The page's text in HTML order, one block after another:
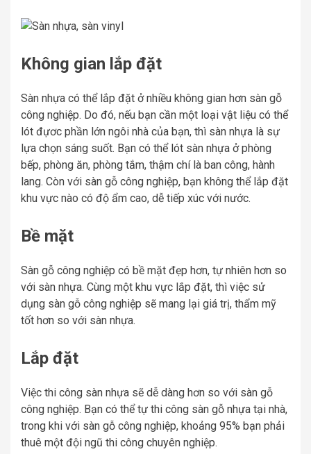
Không gian lắp đặt
Sàn nhựa có thể lắp đặt ở nhiều không gian hơn sàn gỗ
công nghiệp. Do đó, nếu bạn cần một loại vật liệu có thể
lót đựơc phần lớn ngôi nhà của bạn, thì sàn nhựa là sự
lựa chọn sáng suốt. Bạn có thể lót sàn nhựa ở phòng
bếp, phòng ăn, phòng tắm, thậm chí là ban công, hành
lang. Còn với sàn gỗ công nghiệp, bạn không thể lắp đặt
khu vực nào có độ ẩm cao, dễ tiếp xúc với nước.
Bề mặt
Sàn gỗ công nghiệp có bề mặt đẹp hơn, tự nhiên hơn so
với sàn nhựa. Cùng một khu vực lắp đặt, thì việc sử
dụng sàn gỗ công nghiệp sẽ mang lại giá trị, thẩm mỹ
tốt hơn so với sàn nhựa.
Lắp đặt
Việc thi công sàn nhựa sẽ dễ dàng hơn so với sàn gỗ
công nghiệp. Bạn có thể tự thi công sàn gỗ nhựa tại nhà,
trong khi với sàn gỗ công nghiệp, khoảng 95% bạn phải
thuê một đội ngũ thi công chuyên nghiệp.